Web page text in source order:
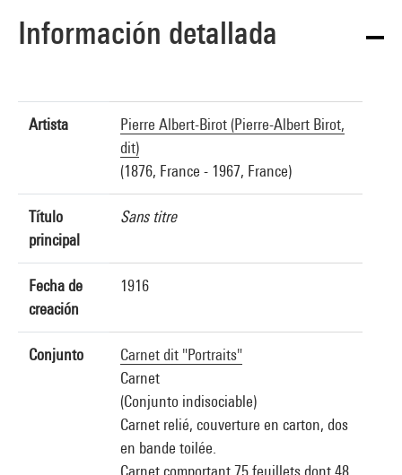
Información detallada
Artista
Pierre Albert-Birot (Pierre-Albert Birot,
dit)
(1876, France - 1967, France)
Título
principal
Sans titre
Fecha de
creación
1916
Conjunto
Carnet dit "Portraits"
Carnet
(Conjunto indisociable)
Carnet relié, couverture en carton, dos
en bande toilée.
Carnet comportant 75 feuillets dont 48